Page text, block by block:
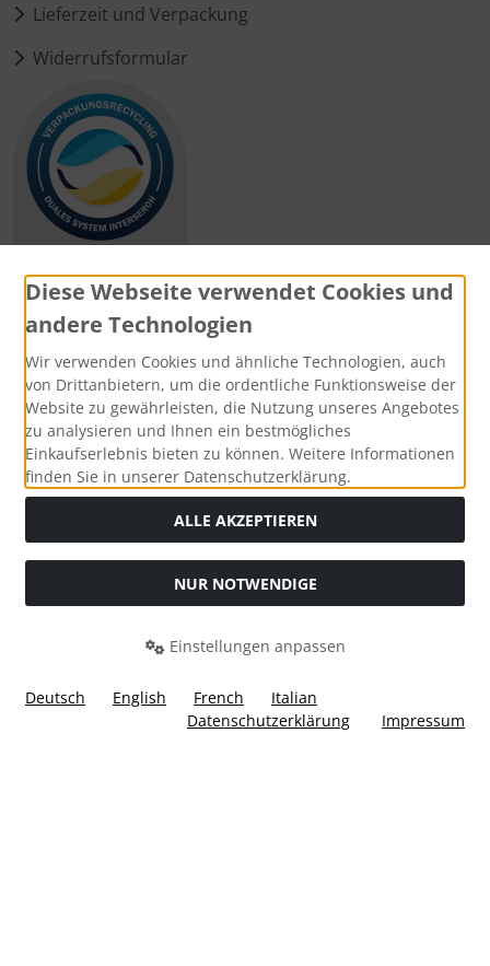
Lieferzeit und Verpackung
Widerrufsformular
Zahlungsmethoden
Social Media
Widerrufsformular
Diese Webseite verwendet Cookies und
andere Technologien
Wir verwenden Cookies und ähnliche Technologien, auch
von Drittanbietern, um die ordentliche Funktionsweise der
Website zu gewährleisten, die Nutzung unseres Angebotes
zu analysieren und Ihnen ein bestmögliches
Einkaufserlebnis bieten zu können. Weitere Informationen
finden Sie in unserer Datenschutzerklärung.
ALLE AKZEPTIEREN
NUR NOTWENDIGE
Einstellungen anpassen
Deutsch English French
Italian
Datenschutzerklärung
Impressum